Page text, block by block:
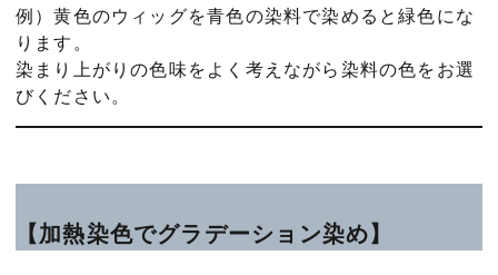
例）黄色のウィッグを青色の染料で染めると緑色にな
ります。
染まり上がりの色味をよく考えながら染料の色をお選
びください。
【加熱染色でグラデーション染め】